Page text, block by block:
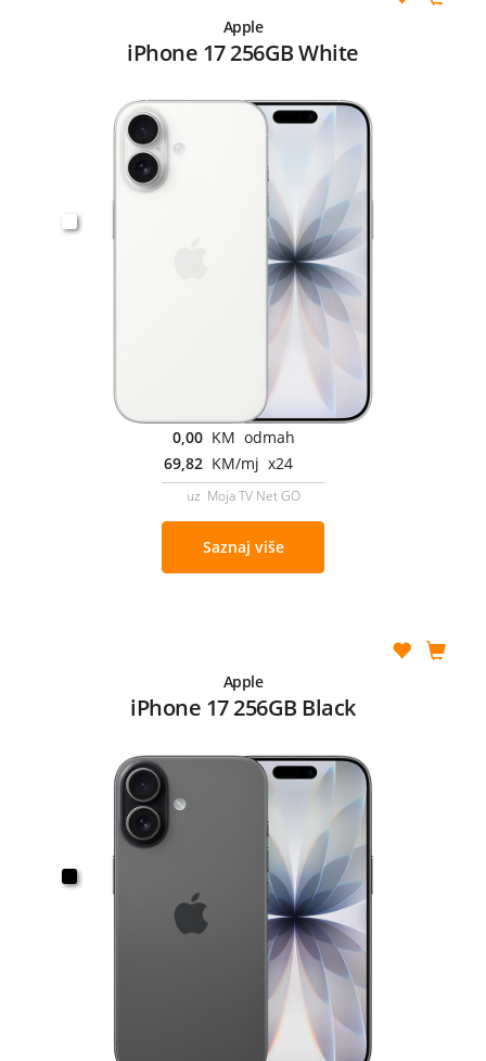
Apple
iPhone 17 256GB White
0,00 KM odmah
69,82 KM/mj x24
uz Moja TV Net GO
Saznaj više
Apple
iPhone 17 256GB Black